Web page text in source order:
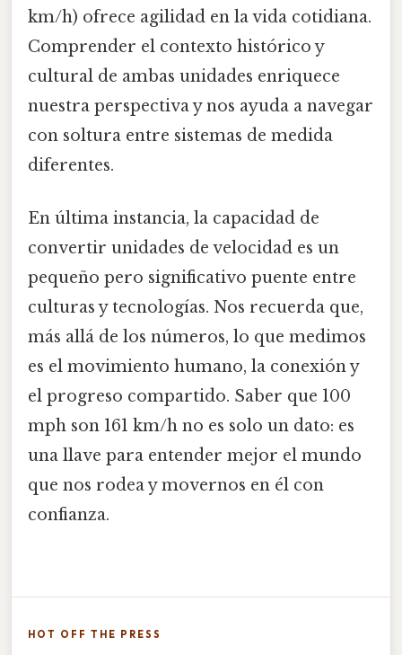
km/h) ofrece agilidad en la vida cotidiana.
Comprender el contexto histórico y
cultural de ambas unidades enriquece
nuestra perspectiva y nos ayuda a navegar
con soltura entre sistemas de medida
diferentes.
En última instancia, la capacidad de
convertir unidades de velocidad es un
pequeño pero significativo puente entre
culturas y tecnologías. Nos recuerda que,
más allá de los números, lo que medimos
es el movimiento humano, la conexión y
el progreso compartido. Saber que 100
mph son 161 km/h no es solo un dato: es
una llave para entender mejor el mundo
que nos rodea y movernos en él con
confianza.
HOT OFF THE PRESS